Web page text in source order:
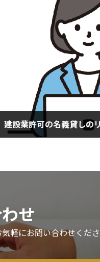
建設業許可の名義貸しの
せ
軽にお問い合わせくだ